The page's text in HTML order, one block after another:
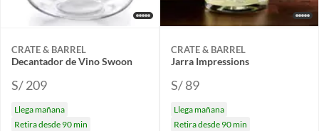
CRATE & BARREL
Decantador de Vino Swoon
S/ 209
Llega mañana
Retira desde 90 min
CRATE & BARREL
Jarra Impressions
S/ 89
Llega mañana
Retira desde 90 min